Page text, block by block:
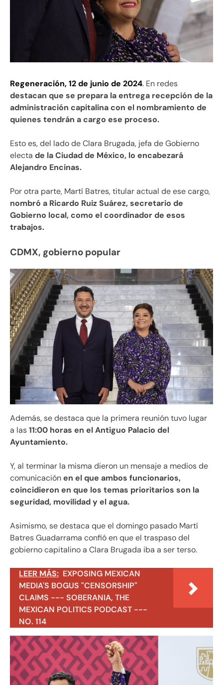
Regeneración, 12 de junio de 2024. En redes
destacan que se prepara la entrega recepción de la
administración capitalina con el nombramiento de
quienes tendrán a cargo ese proceso.
Esto es, del lado de Clara Brugada, jefa de Gobierno
electa de la Ciudad de México, lo encabezará
Alejandro Encinas.
Por otra parte, Martí Batres, titular actual de ese cargo,
nombró a Ricardo Ruiz Suárez, secretario de
Gobierno local, como el coordinador de esos
trabajos.
CDMX, gobierno popular
Además, se destaca que la primera reunión tuvo lugar
a las11:00 horas en el Antiguo Palacio del
Ayuntamiento.
Y, al terminar la misma dieron un mensaje a medios de
comunicaciónen el que ambos funcionarios,
coincidieron en que los temas prioritarios son la
seguridad, movilidad y el agua.
Asimismo, se destaca que el domingo pasado Martí
Batres Guadarrama confió en que el traspaso del
gobierno capitalino a Clara Brugada iba a ser terso.
LEER MÁS: EXPOSING MEXICAN
MEDIA'S BOGUS "CENSORSHIP"
CLAIMS --- SOBERANIA, THE
MEXICAN POLITICS PODCAST ---
NO. 114